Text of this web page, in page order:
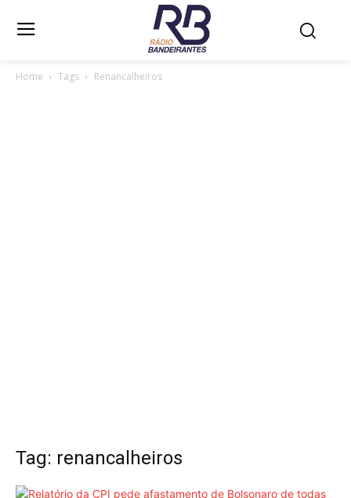
Home Tags Renancalheiros
Tag: renancalheiros